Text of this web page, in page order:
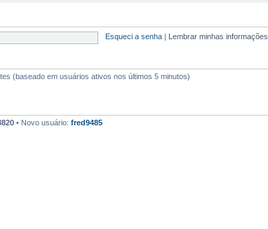
Esqueci a senha Lembrar minhas informações
(baseado em usuários ativos nos últimos 5 minutos)
• Novo usuário: fred9485